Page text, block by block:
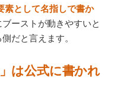
素として名指しで書か
ーストが動きやすいと
だと言えます。
は公式に書かれ